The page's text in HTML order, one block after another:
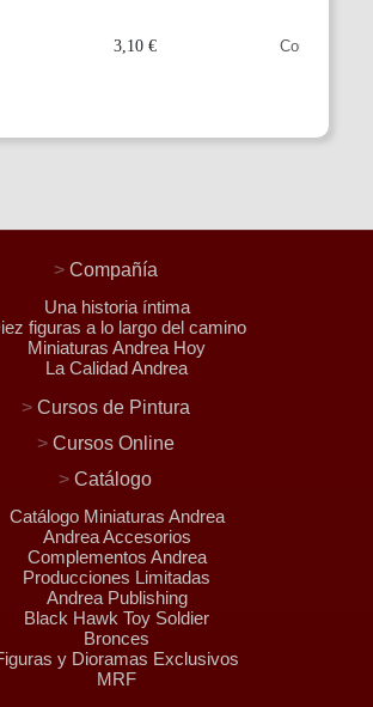
3,10 €
> Compañía
Una historia íntima
figuras a lo largo del camino
Miniaturas Andrea Hoy
La Calidad Andrea
> Cursos de Pintura
> Cursos Online
> Catálogo
Catálogo Miniaturas Andrea
Andrea Accesorios
Complementos Andrea
Producciones Limitadas
Andrea Publishing
Black Hawk Toy Soldier
Bronces
y Dioramas Exclusivos
MRF